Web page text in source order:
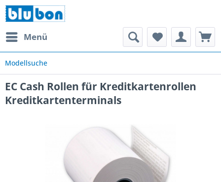
Menü
Modellsuche
EC Cash Rollen für Kreditkartenrollen
Kreditkartenterminals